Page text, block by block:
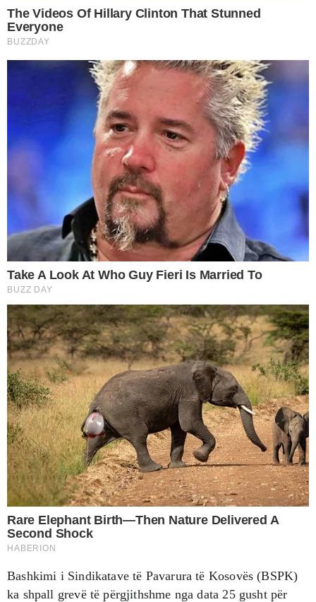
Bashkimi i Sindikatave të Pavarura të Kosovës (BSPK)
ka shpall grevë të përgjithshme nga data 25 gusht për